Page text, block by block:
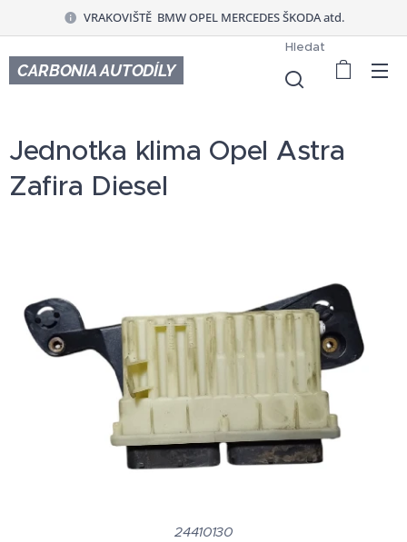
VRAKOVIŠTĚ BMW OPEL MERCEDES ŠKODA atd.
CARBONIA AUTODÍLY
Hledat
Jednotka klima Opel Astra
Zafira Diesel
24410130